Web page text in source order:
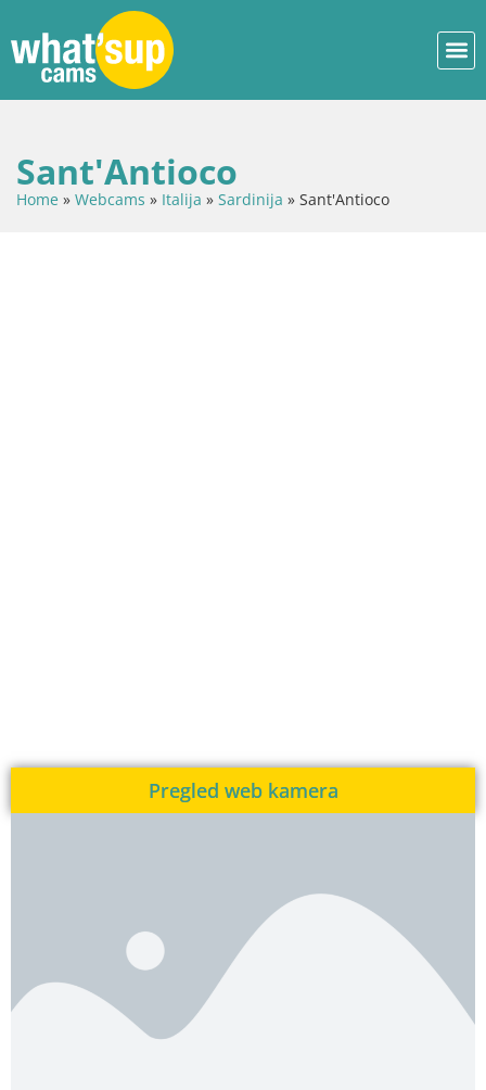
Sant'Antioco
Home » Webcams » Italija » Sardinija » Sant'Antioco
Pregled web kamera